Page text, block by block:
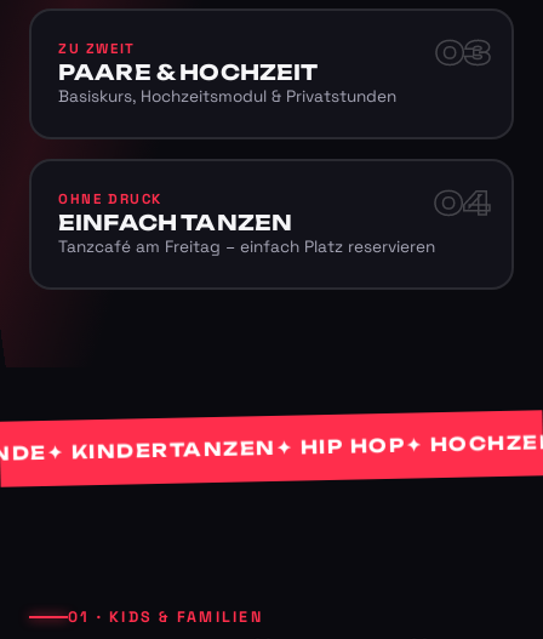
03
ZU ZWEIT
PAARE & HOCHZEIT
Basiskurs, Hochzeitsmodul & Privatstunden
04
OHNE DRUCK
EINFACH TANZEN
Tanzcafé am Freitag – einfach Platz reservieren
KINDERTANZEN✦ HIP HOP✦
01 · KIDS & FAMILIEN